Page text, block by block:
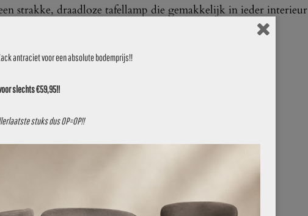
strakke, draadloze tafellamp die gemakkelijk in ieder interieur
en magnetische oplaadkabel.
Securit, een vooraanstaande leverancier van lampen
wij geen garantie, en deze kunnen ook niet retour.
antraciet voor een absolute bodemprijs!!
slechts €59,95!!
stuks dus OP=OP!!